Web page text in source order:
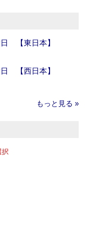
【東日本】
【西日本】
もっと見る »
択